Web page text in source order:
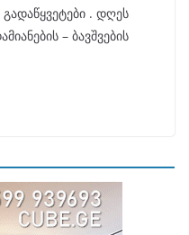
. დღეს
– ბავშვების